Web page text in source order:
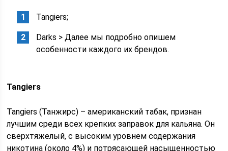
Tangiers;
Darks > Далее мы подробно опишем
особенности каждого их брендов.
Tangiers
Tangiers (Танжирс) – американский табак, признан
лучшим среди всех крепких заправок для кальяна. Он
сверхтяжелый, с высоким уровнем содержания
никотина (около 4%) и потрясающей насыщенностью